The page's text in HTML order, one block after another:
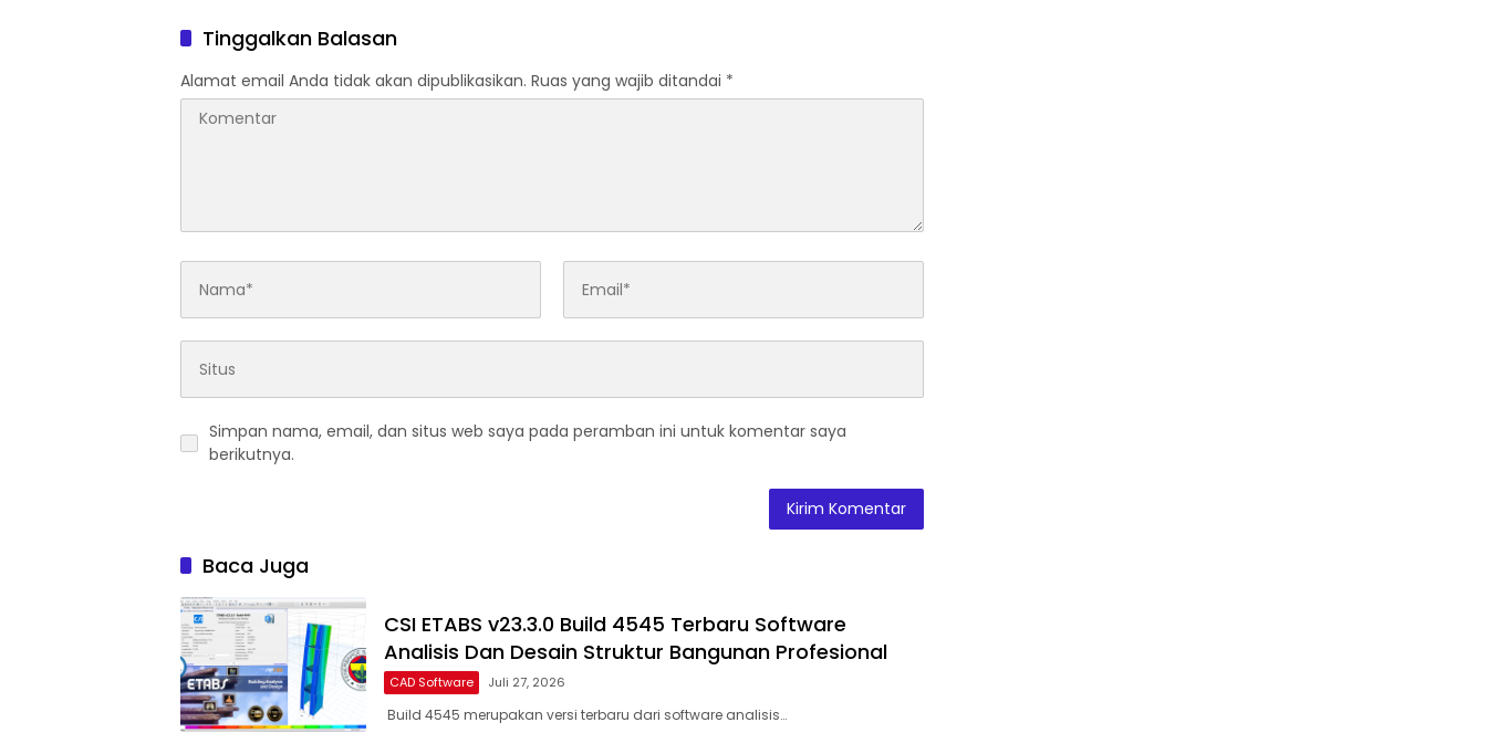
Tinggalkan Balasan
Alamat email Anda tidak akan dipublikasikan. Ruas yang wajib ditandai *
Simpan nama, email, dan situs web saya pada peramban ini untuk komentar saya
berikutnya.
Baca Juga
CSI ETABS v23.3.0 Build 4545 Terbaru Software
Analisis Dan Desain Struktur Bangunan Profesional
CAD Software Juli 27, 2026
Build 4545 merupakan versi terbaru dari software analisis…